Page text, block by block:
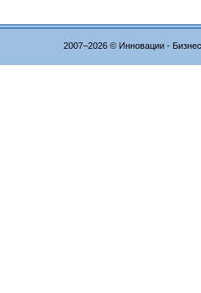
2007–2026 © Инновации -